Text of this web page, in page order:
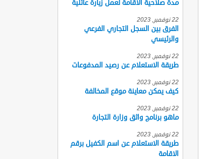
مدة صلاحية الاقامة لعمل زيارة عائلية
22 نوفمبر, 2023
الفرق بين السجل التجاري الفرعي
والرئيسي
22 نوفمبر, 2023
طريقة الاستعلام عن رصيد المدفوعات
22 نوفمبر, 2023
كيف يمكن معاينة موقع المخالفة
22 نوفمبر, 2023
ماهو برنامج واثق وزارة التجارة
22 نوفمبر, 2023
طريقة الاستعلام عن اسم الكفيل برقم
الاقامة